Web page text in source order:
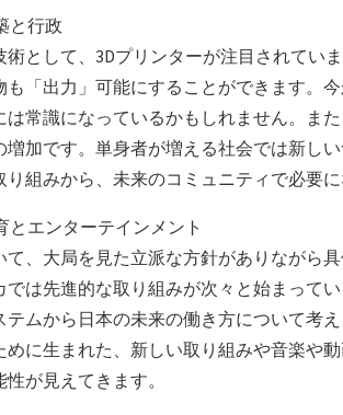
と行政
術として、3Dプリンターが注目されてい
も「出力」可能にすることができます。
は常識になっているかもしれません。ま
増加です。単身者が増える社会では新し
り組みから、未来のコミュニティで必要に
とエンターテインメント
て、大局を見た立派な方針がありながら
では先進的な取り組みが次々と始まって
テムから日本の未来の働き方について考
めに生まれた、新しい取り組みや音楽や
が見えてきます。